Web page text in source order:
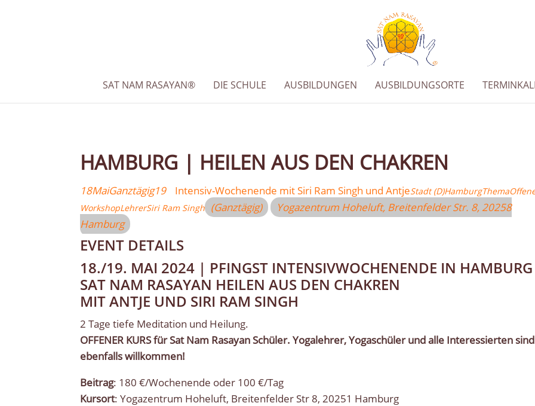
SAT NAM RASAYAN® DIE SCHULE AUSBILDUNGEN AUSBILDUNGSORTE
HAMBURG | HEILEN AUS DEN CHAKREN
18MaiGanztägig19 Intensiv-Wochenende mit Siri Ram Singh und AntjeStadt (D)HamburgThema
WorkshopLehrerSiri Ram Singh (Ganztägig) Yogazentrum Hoheluft, Breitenfelder Str. 8, 20258
Hamburg
EVENT DETAILS
18./19. MAI 2024 | PFINGST INTENSIVWOCHENENDE IN HAMBURG
SAT NAM RASAYAN HEILEN AUS DEN CHAKREN
MIT ANTJE UND SIRI RAM SINGH
2 Tage tiefe Meditation und Heilung.
OFFENER KURS für Sat Nam Rasayan Schüler. Yogalehrer, Yogaschüler und alle Interessierten sind
ebenfalls willkommen!
Beitrag: 180 €/Wochenende oder 100 €/Tag
Kursort: Yogazentrum Hoheluft, Breitenfelder Str 8, 20251 Hamburg